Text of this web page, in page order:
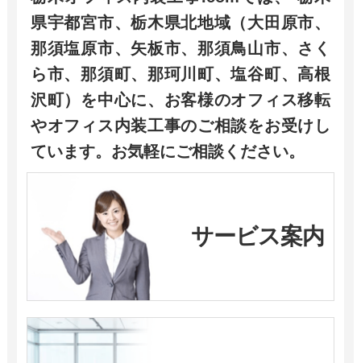
県宇都宮市、栃木県北地域（大田原市、
那須塩原市、矢板市、那須鳥山市、さく
ら市、那須町、那珂川町、塩谷町、高根
沢町）を中心に、お客様のオフィス移転
やオフィス内装工事のご相談をお受けし
ています。お気軽にご相談ください。
サービス案内